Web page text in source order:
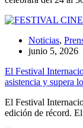
Noticias,
junio 5, 2026
El Festival
asistencia y supera
El Festival
edición de récord.